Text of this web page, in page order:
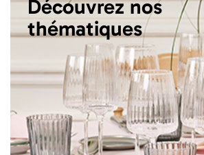
Découvrez nos
thématiques